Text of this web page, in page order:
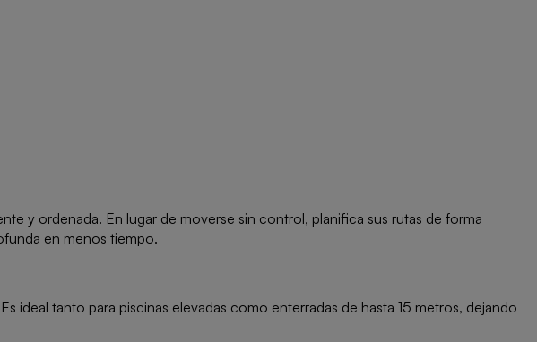
y ordenada. En lugar de moverse sin control, planifica sus rutas de forma
en menos tiempo.
ideal tanto para piscinas elevadas como enterradas de hasta 15 metros, dejando